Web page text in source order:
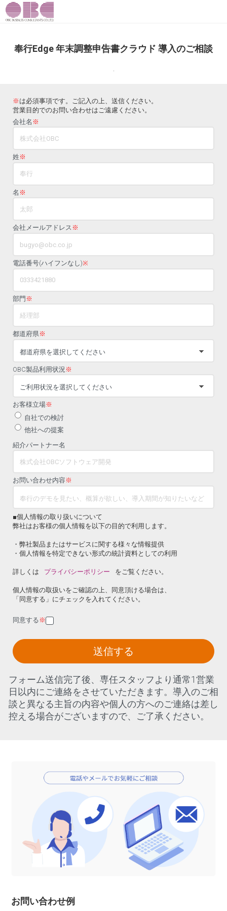
奉行Edge 年末調整申告書クラウド 導入のご相談
※ は必須事項です。ご記入の上、送信ください。
営業目的でのお問い合わせはご遠慮ください。
会社名 ※
姓 ※
名 ※
会社メールアドレス ※
電話番号(ハイフンなし)※
部門 ※
都道府県※
OBC製品利用状況 ※
お客様立場※
自社での検討
他社への提案
紹介パートナー名
お問い合わせ内容 ※
■個人情報の取り扱いについて
弊社はお客様の個人情報を以下の目的で利用します。
・弊社製品またはサービスに関する様々な情報提供
・個人情報を特定できない形式の統計資料としての利用
詳しくは プライバシーポリシー をご覧ください。
個人情報の取扱いをご確認の上、同意頂ける場合は、
「同意する」にチェックを入れてください。
同意する ※
送信する
フォーム送信完了後、専任スタッフより通常1営業
日以内にご連絡をさせていただきます。導入のご相
談と異なる主旨の内容や個人の方へのご連絡は差し
控える場合がございますので、ご了承ください。
お問い合わせ例